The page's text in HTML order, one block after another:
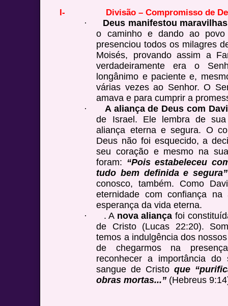
I-
Divisão – Compromisso de
·
Deus manifestou
o caminho e dando ao
presenciou todos os milagres
Moisés, provando assim a
verdadeiramente era o
longânimo e paciente e,
várias vezes ao Senhor. O
amava e para cumprir a
·
A aliança de Deus com Davi
de Israel. Ele lembra de
aliança eterna e segura. O
Deus não foi esquecido, a
seu coração e mesmo na
foram: “Pois estabeleceu
tudo bem definida e segura”
conosco, também. Como
eternidade com confiança
esperança da vida eterna.
·
. A nova aliançafoi
de Cristo (Lucas 22:20).
temos a indulgência dos
de chegarmos na
reconhecer a importância
sangue de Cristoque
obras mortas...” (Hebreus